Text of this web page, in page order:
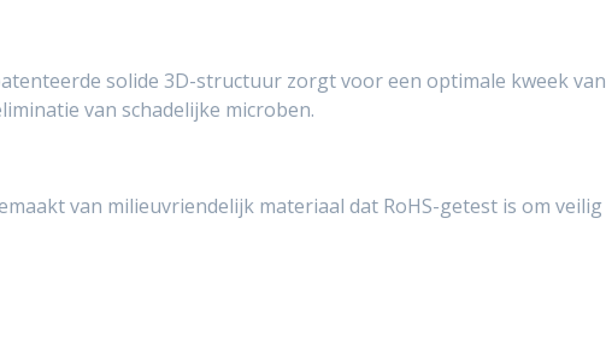
solide 3D-structuur zorgt voor een optimale kweek van
van schadelijke microben.
van milieuvriendelijk materiaal dat RoHS-getest is om veilig